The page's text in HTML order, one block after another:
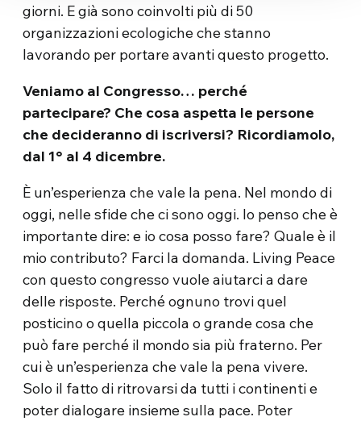
giorni. E già sono coinvolti più di 50
organizzazioni ecologiche che stanno
lavorando per portare avanti questo progetto.
Veniamo al Congresso… perché
partecipare? Che cosa aspetta le persone
che decideranno di iscriversi? Ricordiamolo,
dal 1° al 4 dicembre.
È un’esperienza che vale la pena. Nel mondo di
oggi, nelle sfide che ci sono oggi. Io penso che è
importante dire: e io cosa posso fare? Quale è il
mio contributo? Farci la domanda. Living Peace
con questo congresso vuole aiutarci a dare
delle risposte. Perché ognuno trovi quel
posticino o quella piccola o grande cosa che
può fare perché il mondo sia più fraterno. Per
cui è un’esperienza che vale la pena vivere.
Solo il fatto di ritrovarsi da tutti i continenti e
poter dialogare insieme sulla pace. Poter